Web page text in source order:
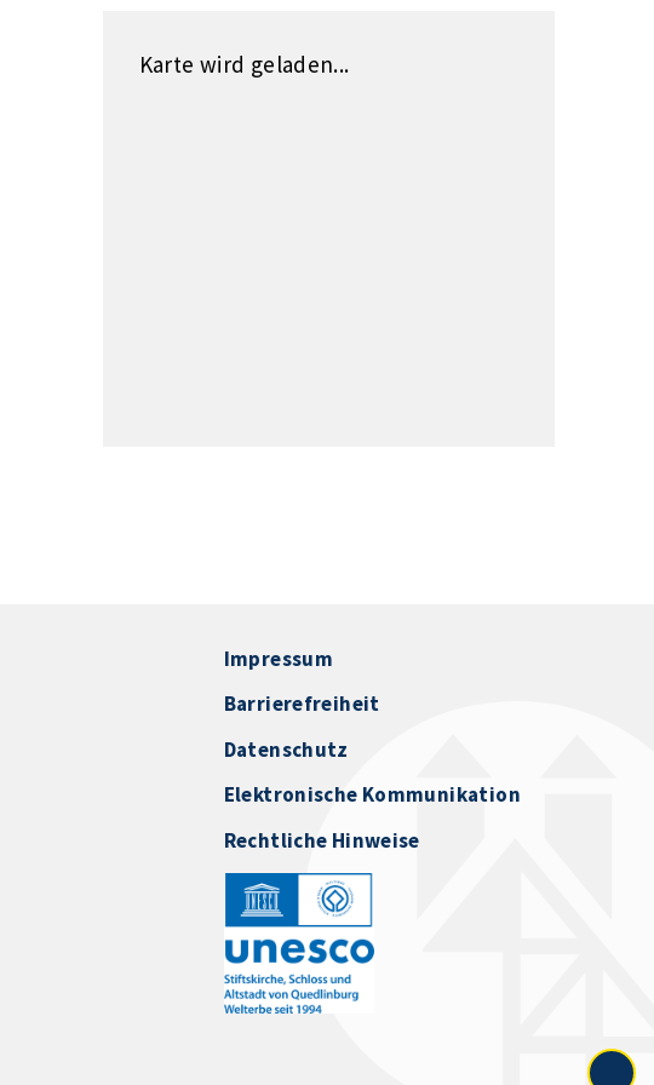
Karte wird geladen...
Impressum
Barrierefreiheit
Datenschutz
Elektronische Kommunikation
Rechtliche Hinweise